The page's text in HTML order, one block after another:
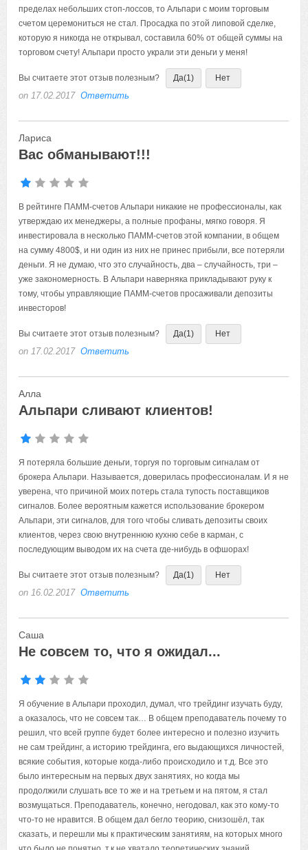
пределах небольших стоп-лоссов, то Альпари с моим торговым
счетом церемониться не стал. Просадка по этой липовой сделке,
которую я никогда не открывал, составила 60% от общей суммы на
торговом счету! Альпари просто украли эти деньги у меня!
Вы считаете этот отзыв полезным? Да(1) Нет
on 17.02.2017 Ответить
Лариса
Вас обманывают!!!
В рейтинге ПАММ-счетов Альпари никакие не профессионалы, как
утверждаю их менеджеры, а полные профаны, мягко говоря. Я
инвестировала в несколько ПАММ-счетов этой компании, в общем
на сумму 4800$, и ни один из них не принес прибыли, все потеряли
деньги. Я не думаю, что это случайность, два – случайность, три –
уже закономерность. В Альпари наверняка прикладывают руку к
тому, чтобы управляющие ПАММ-счетов просаживали депозиты
инвесторов!
Вы считаете этот отзыв полезным? Да(1) Нет
on 17.02.2017 Ответить
Алла
Альпари сливают клиентов!
Я потеряла большие деньги, торгуя по торговым сигналам от
брокера Альпари. Называется, доверилась профессионалам. И я не
уверена, что причиной моих потерь стала тупость поставщиков
сигналов. Более вероятным кажется использование брокером
Альпари, эти сигналов, для того чтобы сливать депозиты своих
клиентов, через свою внутреннюю кухню себе в карман, с
последующим выводом их на счета где-нибудь в офшорах!
Вы считаете этот отзыв полезным? Да(1) Нет
on 16.02.2017 Ответить
Саша
Не совсем то, что я ожидал...
Я обучение в Альпари проходил, думал, что трейдинг изучать буду,
а оказалось, что не совсем так… В общем преподаватель почему то
решил, что всей группе будет более интересно и полезно изучить
не сам трейдинг, а историю трейдинга, его выдающихся личностей,
всякие события, которые когда-либо происходило и т.д. Все это
было интересным на первых двух занятиях, но когда мы
продолжили слушать все то же и на третьем и на пятом, я стал
возмущаться. Преподаватель, конечно, негодовал, как это кому-то
что-то не нравится. В общем дал бегло теорию, снизошёл, так
сказать, и перешли мы к практическим занятиям, на которых много